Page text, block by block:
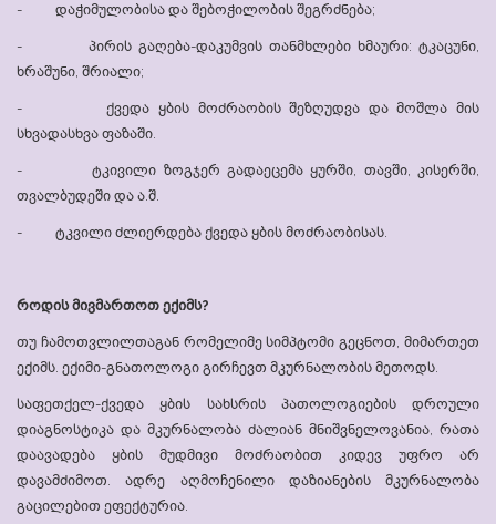
- დაჭიმულობისა და შებოჭილობის შეგრძნება;
- პირის გაღება-დაკუმვის თანმხლები ხმაური: ტკაცუნი,
ხრაშუნი, შრიალი;
- ქვედა ყბის მოძრაობის შეზღუდვა და მოშლა მის
სხვადასხვა ფაზაში.
- ტკივილი ზოგჯერ გადაეცემა ყურში, თავში, კისერში,
თვალბუდეში და ა.შ.
- ტკვილი ძლიერდება ქვედა ყბის მოძრაობისას.
როდისმივმართოთ ექიმს?
თუ ჩამოთვლილთაგან რომელიმე სიმპტომი გეცნოთ, მიმართეთ
ექიმს. ექიმი-გნათოლოგი გირჩევთ მკურნალობის მეთოდს.
საფეთქელ-ქვედა ყბის სახსრის პათოლოგიების დროული
დიაგნოსტიკა და მკურნალობა ძალიან მნიშვნელოვანია, რათა
დაავადება ყბის მუდმივი მოძრაობით კიდევ უფრო არ
დავამძიმოთ. ადრე აღმოჩენილი დაზიანების მკურნალობა
გაცილებით ეფექტურია.